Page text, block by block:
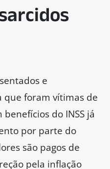
e
que foram vítimas de
do INSS já
por parte do
são pagos de
pela inflação